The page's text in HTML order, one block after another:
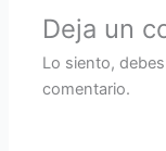
Deja un
Lo siento,
comentario.